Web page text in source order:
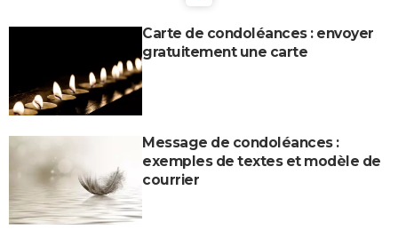
Carte de condoléances : envoyer
gratuitement une carte
Message de condoléances :
exemples de textes et modèle de
courrier